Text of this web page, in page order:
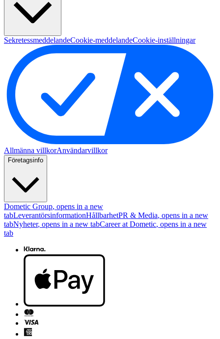
SekretessmeddelandeCookie-meddelandeCookie-inställningar
Allmänna villkorAnvändarvillkor
Företagsinfo
Dometic Group, opens in a new
tabLeverantörsinformationHållbarhetPR & Media, opens in a new
tabNyheter, opens in a new tabCareer at Dometic, opens in a new
tab